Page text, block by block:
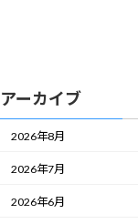
アーカイブ
2026年8月
2026年7月
2026年6月